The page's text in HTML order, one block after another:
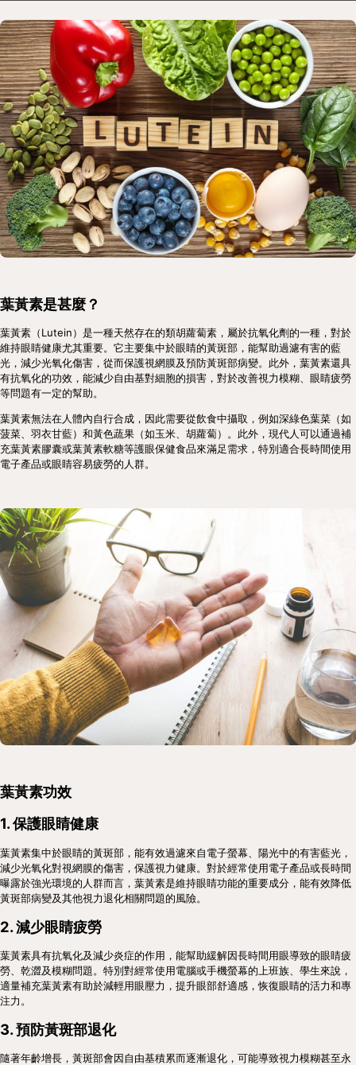
葉黃素是甚麼？
葉黃素（Lutein）是一種天然存在的類胡蘿蔔素，屬於抗氧化劑的一種，對於
維持眼睛健康尤其重要。它主要集中於眼睛的黃斑部，能幫助過濾有害的藍
光，減少光氧化傷害，從而保護視網膜及預防黃斑部病變。此外，葉黃素還具
有抗氧化的功效，能減少自由基對細胞的損害，對於改善視力模糊、眼睛疲勞
等問題有一定的幫助。
葉黃素無法在人體內自行合成，因此需要從飲食中攝取，例如深綠色葉菜（如
菠菜、羽衣甘藍）和黃色蔬果（如玉米、胡蘿蔔）。此外，現代人可以通過補
充葉黃素膠囊或葉黃素軟糖等護眼保健食品來滿足需求，特別適合長時間使用
電子產品或眼睛容易疲勞的人群。
葉黃素功效
1. 保護眼睛健康
葉黃素集中於眼睛的黃斑部，能有效過濾來自電子螢幕、陽光中的有害藍光，
減少光氧化對視網膜的傷害，保護視力健康。對於經常使用電子產品或長時間
曝露於強光環境的人群而言，葉黃素是維持眼睛功能的重要成分，能有效降低
黃斑部病變及其他視力退化相關問題的風險。
2. 減少眼睛疲勞
葉黃素具有抗氧化及減少炎症的作用，能幫助緩解因長時間用眼導致的眼睛疲
勞、乾澀及模糊問題。特別對經常使用電腦或手機螢幕的上班族、學生來說，
適量補充葉黃素有助於減輕用眼壓力，提升眼部舒適感，恢復眼睛的活力和專
注力。
3. 預防黃斑部退化
隨著年齡增長，黃斑部會因自由基積累而逐漸退化，可能導致視力模糊甚至永